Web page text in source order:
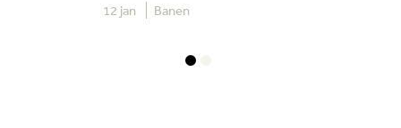
12 jan Banen